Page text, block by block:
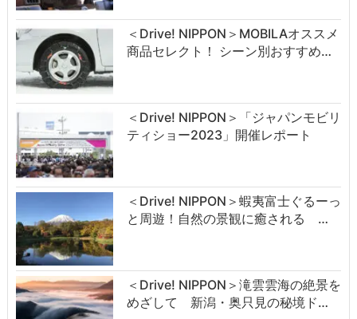
＜Drive! NIPPON＞MOBILAオススメ
商品セレクト！ シーン別おすすめ…
＜Drive! NIPPON＞「ジャパンモビリ
ティショー2023」開催レポート
＜Drive! NIPPON＞蝦夷富士ぐるーっ
と周遊！自然の景観に癒される …
＜Drive! NIPPON＞滝雲雲海の絶景を
めざして 新潟・奥只見の秘境ド…